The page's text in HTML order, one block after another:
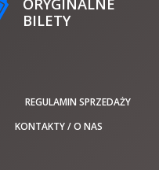
ORYGINALNE
BILETY
REGULAMIN SPRZEDAŻY
KONTAKTY / O NAS